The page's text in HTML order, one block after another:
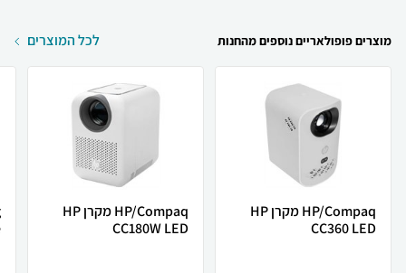
מוצרים פופולאריים נוספים מהחנות לכל המוצרים
HP/Compaq מקרן HP
CC360 LED
HP/Compaq מקרן HP
CC180W LED